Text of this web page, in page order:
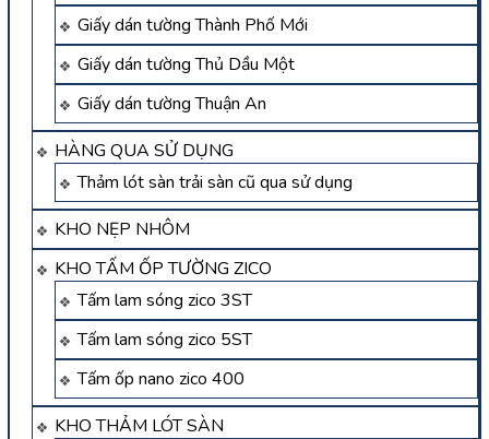
Giấy dán tường Thành Phố Mới
Giấy dán tường Thủ Dầu Một
Giấy dán tường Thuận An
HÀNG QUA SỬ DỤNG
Thảm lót sàn trải sàn cũ qua sử dụng
KHO NẸP NHÔM
KHO TẤM ỐP TƯỜNG ZICO
Tấm lam sóng zico 3ST
Tấm lam sóng zico 5ST
Tấm ốp nano zico 400
KHO THẢM LÓT SÀN